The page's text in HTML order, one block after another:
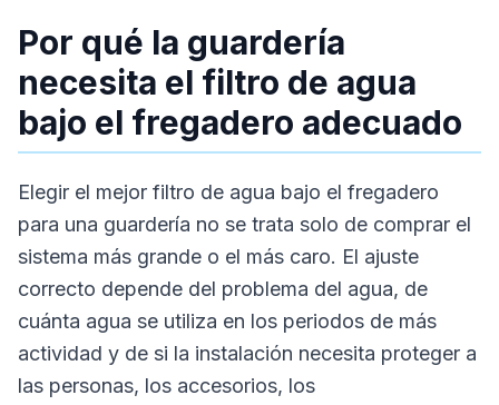
Por qué la guardería
necesita el filtro de agua
bajo el fregadero adecuado
Elegir el mejor filtro de agua bajo el fregadero
para una guardería no se trata solo de comprar el
sistema más grande o el más caro. El ajuste
correcto depende del problema del agua, de
cuánta agua se utiliza en los periodos de más
actividad y de si la instalación necesita proteger a
las personas, los accesorios, los